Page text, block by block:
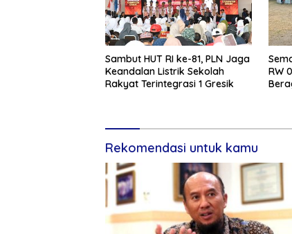
Sambut HUT RI ke-81, PLN Jaga
Keandalan Listrik Sekolah
Rakyat Terintegrasi 1 Gresik
RW
Rekomendasi untuk kamu